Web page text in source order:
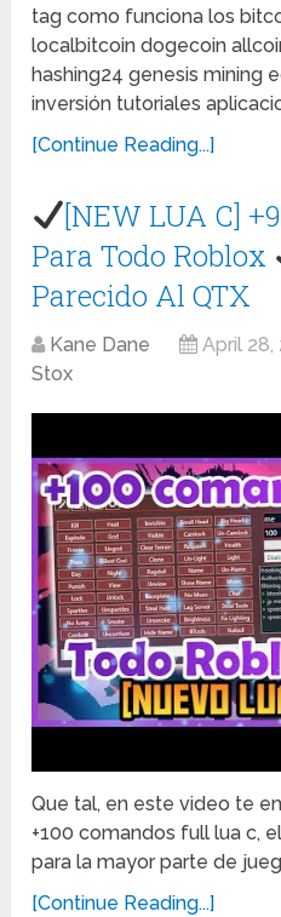
tag como funciona los
localbitcoin dogecoin
hashing24 genesis mining
inversión tutoriales
[Continue Reading...]
[NEW LUA C]
Para Todo Roblox
Parecido Al QTX
Kane Dane April 28,
Stox
Que tal, en este video te
+100 comandos full lua c,
para la mayor parte de
[Continue Reading...]